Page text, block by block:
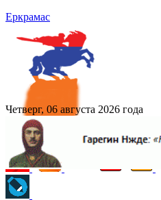
Еркрамас
Четверг, 06 августа 2026 года